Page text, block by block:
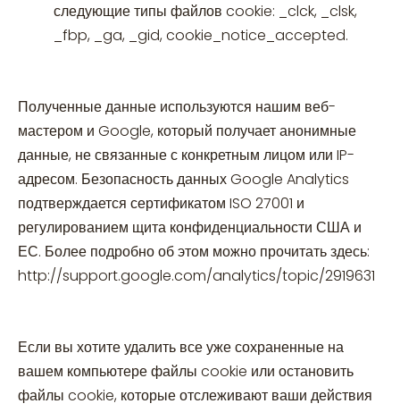
следующие типы файлов cookie: _clck, _clsk,
_fbp, _ga, _gid, cookie_notice_accepted.
Полученные данные используются нашим веб-
мастером и Google, который получает анонимные
данные, не связанные с конкретным лицом или IP-
адресом. Безопасность данных Google Analytics
подтверждается сертификатом ISO 27001 и
регулированием щита конфиденциальности США и
ЕС. Более подробно об этом можно прочитать здесь:
http://support.google.com/analytics/topic/2919631
Если вы хотите удалить все уже сохраненные на
вашем компьютере файлы cookie или остановить
файлы cookie, которые отслеживают ваши действия